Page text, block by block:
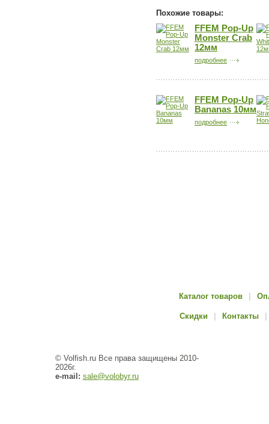
Похожие товары:
FFEM Pop-Up
Monster Crab
12мм
подробнее
FFEM Pop-Up
Bananas 10мм
подробнее
Каталог товаров
Скидки Контакты
© Volfish.ru Все права защищены 2010-
2026г.
e-mail: sale@volobyr.ru